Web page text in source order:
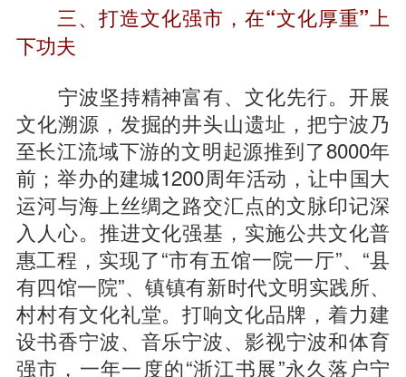
三、打造文化强市，在“文化厚重”上
下功夫
宁波坚持精神富有、文化先行。开展
文化溯源，发掘的井头山遗址，把宁波乃
至长江流域下游的文明起源推到了8000年
前；举办的建城1200周年活动，让中国大
运河与海上丝绸之路交汇点的文脉印记深
入人心。推进文化强基，实施公共文化普
惠工程，实现了“市有五馆一院一厅”、“县
有四馆一院”、镇镇有新时代文明实践所、
村村有文化礼堂。打响文化品牌，着力建
设书香宁波、音乐宁波、影视宁波和体育
强市，一年一度的“浙江书展”永久落户宁